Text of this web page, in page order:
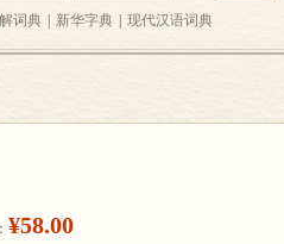
词典 新华字典 现代汉语词典
¥58.00